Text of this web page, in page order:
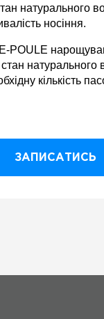
натурального
носіння.
POULE
стан
кількість
ЗАПИСАТИСЬ